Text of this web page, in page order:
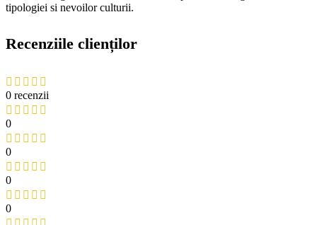
tipologiei si nevoilor culturii.
Recenziile clienților
0 recenzii
0
0
0
0